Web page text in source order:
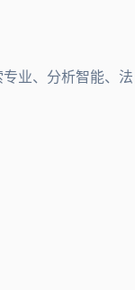
业、分析智能、法